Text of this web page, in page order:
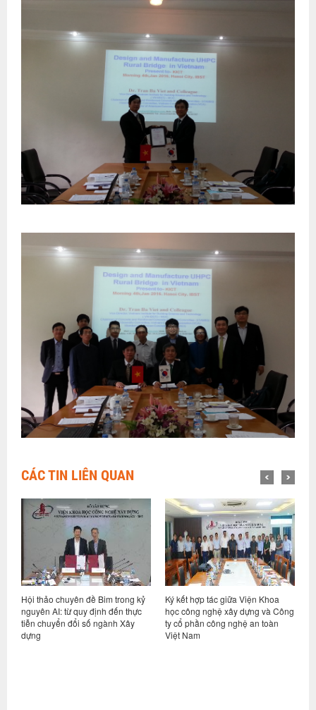
CÁC TIN LIÊN QUAN
Hội thảo chuyên đề Bim trong kỷ
nguyên AI: từ quy định đến thực
tiễn chuyển đổi số ngành Xây
dựng
Ký kết hợp tác giữa Viện Khoa
học công nghệ xây dựng và Công
ty cổ phần công nghệ an toàn
Việt Nam